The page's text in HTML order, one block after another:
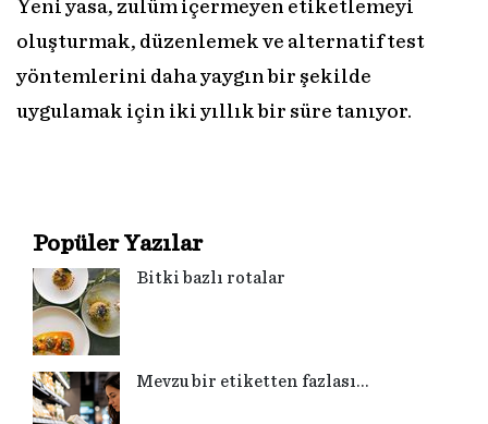
Yeni yasa, zulüm içermeyen etiketlemeyi
oluşturmak, düzenlemek ve alternatif test
yöntemlerini daha yaygın bir şekilde
uygulamak için iki yıllık bir süre tanıyor.
Popüler Yazılar
Bitki bazlı rotalar
Mevzu bir etiketten fazlası…